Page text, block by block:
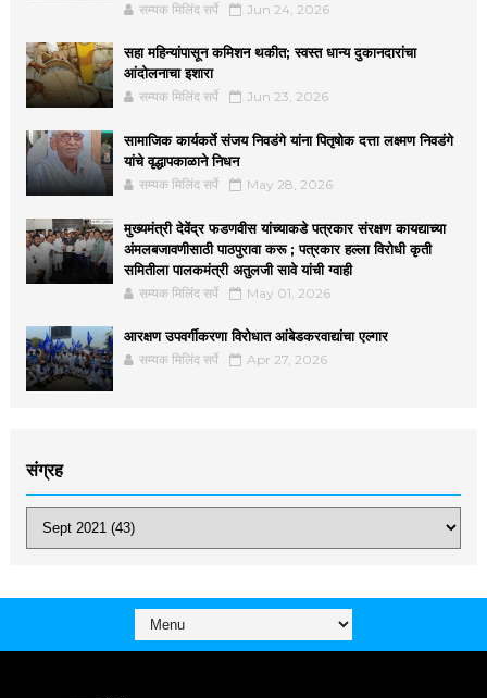
सम्यक मिलिंद सर्पे Jun 24, 2026
सहा महिन्यांपासून कमिशन थकीत; स्वस्त धान्य दुकानदारांचा
आंदोलनाचा इशारा
सम्यक मिलिंद सर्पे Jun 23, 2026
सामाजिक कार्यकर्ते संजय निवडंगे यांना पितृषोक दत्ता लक्ष्मण निवडंगे
यांचे वृद्धापकाळाने निधन
सम्यक मिलिंद सर्पे May 28, 2026
मुख्यमंत्री देवेंद्र फडणवीस यांच्याकडे पत्रकार संरक्षण कायद्याच्या
अंमलबजावणीसाठी पाठपुरावा करू ; पत्रकार हल्ला विरोधी कृती
समितीला पालकमंत्री अतुलजी सावे यांची ग्वाही
सम्यक मिलिंद सर्पे May 01, 2026
आरक्षण उपवर्गीकरणा विरोधात आंबेडकरवाद्यांचा एल्गार
सम्यक मिलिंद सर्पे Apr 27, 2026
संग्रह